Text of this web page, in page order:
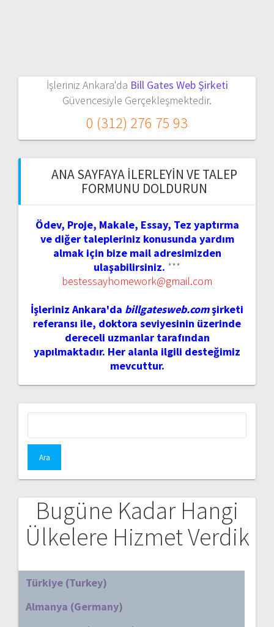
İşleriniz Ankara'da Bill Gates Web Şirketi
Güvencesiyle Gerçekleşmektedir.
0 (312) 276 75 93
ANA SAYFAYA İLERLEYIN VE TALEP
FORMUNU DOLDURUN
Ödev, Proje, Makale, Essay, Tez yaptırma
ve diğer talepleriniz konusunda yardım
almak için bize mail adresimizden
ulaşabilirsiniz. ***
bestessayhomework@gmail.com
İşleriniz Ankara'da billgatesweb.comşirketi
referansı ile, doktora seviyesinin üzerinde
dereceli uzmanlar tarafından
yapılmaktadır. Her alanla ilgili desteğimiz
mevcuttur.
Bugüne Kadar Hangi
Ülkelere Hizmet Verdik
Türkiye (Turkey)
Almanya (Germany)